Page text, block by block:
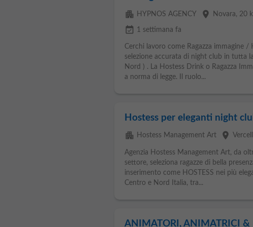
apartment HYPNOS AGENCY place Novara, 20
event_available 1 settimana fa
Cerchi lavoro come Ragazza immagine
selezione accurata di night club in tutta
Nord ) . La Hostess Drink o Ragazza
a norma di legge. Il ruolo...
Hostess per eleganti night
apartment Hostess Management Art place
Agenzia Hostess Management Art, da
settore, seleziona ragazze di bella
inserimento come HOSTESS nei più
Centro e Nord Italia, tra...
ANIMATORI, ANIMATRICI &